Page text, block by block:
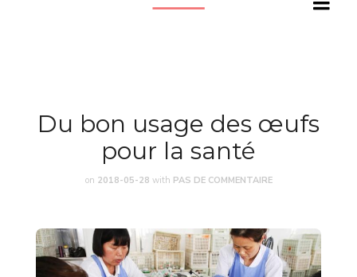
Du bon usage des œufs
pour la santé
on 2018-05-28 with PAS DE COMMENTAIRE